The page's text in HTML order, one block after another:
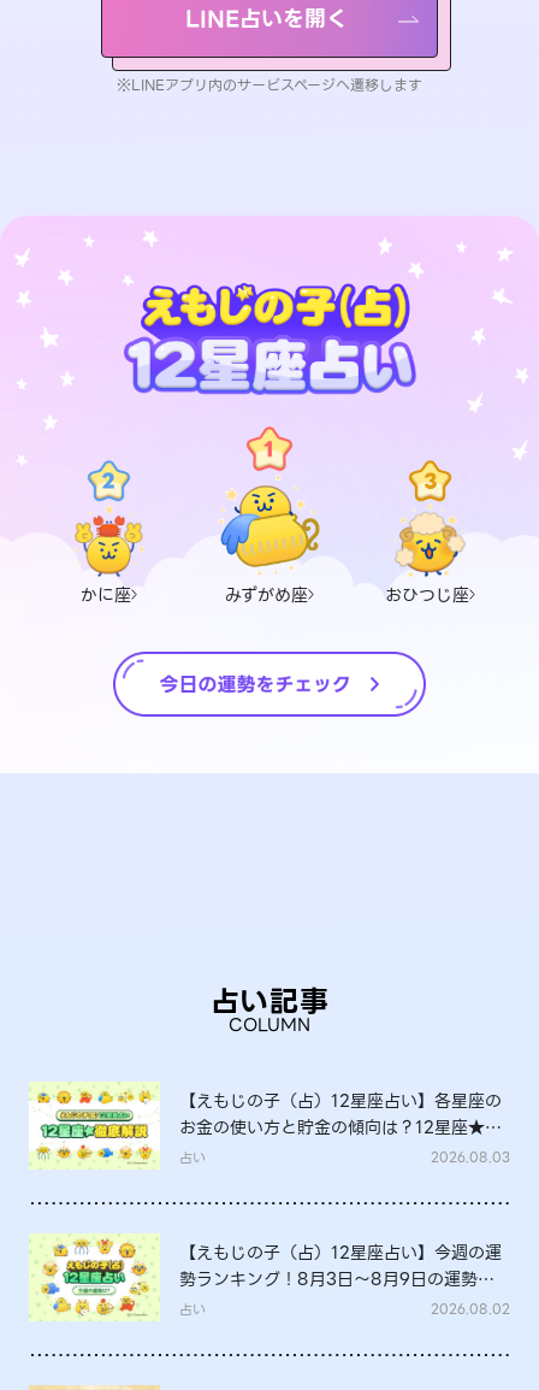
LINE占いを開く
※LINEアプリ内のサービスページへ遷移します
かに座 みずがめ座 おひつじ座
占い記事
COLUMN
【えもじの子（占）12星座占い】各星座の
お金の使い方と貯金の傾向は？12星座★徹
底解説
占い 2026.08.03
【えもじの子（占）12星座占い】今週の運
勢ランキング！8月3日～8月9日の運勢
は？
占い 2026.08.02